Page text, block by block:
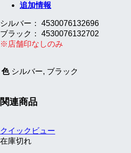
個 追加情報
シルバー： 4530076132696
ブラック： 4530076132702
※店舗印なしのみ
色 シルバー, ブラック
関連商品
クイックビュー
在庫切れ